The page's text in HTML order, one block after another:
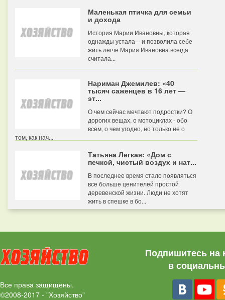
Маленькая птичка для семьи
и дохода
История Марии Ивановны, которая
однажды устала – и позволила себе
жить легче Мария Ивановна всегда
считала...
Нариман Джемилев: «40
тысяч саженцев в 16 лет —
эт...
О чем сейчас мечтают подростки? О
дорогих вещах, о мотоциклах - обо
всем, о чем угодно, но только не о
том, как нач...
Татьяна Легкая: «Дом с
печкой, чистый воздух и нат...
В последнее время стало появляться
все больше ценителей простой
деревенской жизни. Люди не хотят
жить в спешке в бо...
Все права защищены.
©2008-2017 - "Хозяйство"
Подпишитесь на
в